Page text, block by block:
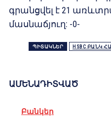
գրանցվել է 21
մասնաճյուղ: -0-
ՊԻՏԱԿՆԵՐ HSBC ԲԱՆԿ
ԱՄԵՆԱԴԻՏՎԱԾ
Բանկեր